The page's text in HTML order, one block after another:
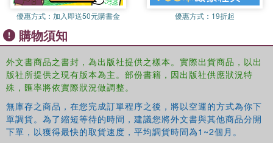
優惠方式： 加入即送50元購書金 優惠方式： 19折起
購物須知
外文書商品之書封，為出版社提供之樣本。實際出貨商品，以出
版社所提供之現有版本為主。部份書籍，因出版社供應狀況特
殊，匯率將依實際狀況做調整。
無庫存之商品，在您完成訂單程序之後，將以空運的方式為你下
單調貨。為了縮短等待的時間，建議您將外文書與其他商品分開
下單，以獲得最快的取貨速度，平均調貨時間為1~2個月。